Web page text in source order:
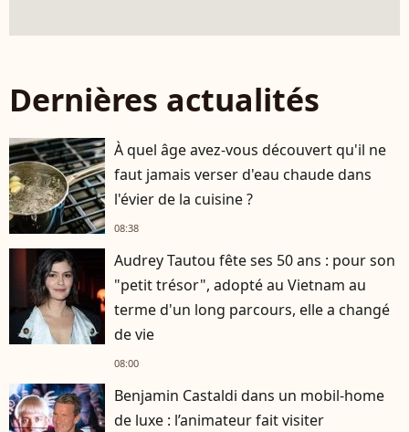
Dernières actualités
À quel âge avez-vous découvert qu'il ne
faut jamais verser d'eau chaude dans
l'évier de la cuisine ?
08:38
Audrey Tautou fête ses 50 ans : pour son
"petit trésor", adopté au Vietnam au
terme d'un long parcours, elle a changé
de vie
08:00
Benjamin Castaldi dans un mobil-home
de luxe : l’animateur fait visiter